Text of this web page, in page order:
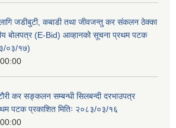
जडीबुटी, कबाडी तथा जीवजन्तु कर संकलन ठेक्का
बोलपत्र (E-Bid) आव्हानको सूचना प्रथम पटक
०३/१७)
कर सङ्कलन सम्बन्धी सिलबन्दी दरभाउपत्र
पटक प्रकाशित मितिः २०८३/०३/१६